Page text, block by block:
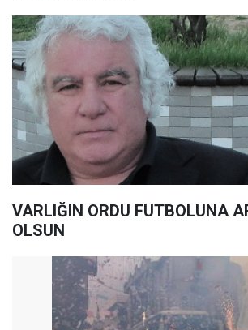
VARLIĞIN ORDU FUTBOLUNA
OLSUN